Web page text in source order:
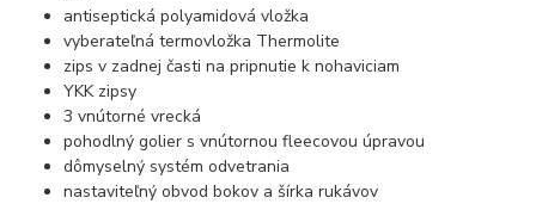
antiseptická polyamidová vložka
vyberateľná termovložka Thermolite
zips v zadnej časti na pripnutie k nohaviciam
YKK zipsy
3 vnútorné vrecká
pohodlný golier s vnútornou fleecovou úpravou
dômyselný systém odvetrania
nastaviteľný obvod bokov a šírka rukávov